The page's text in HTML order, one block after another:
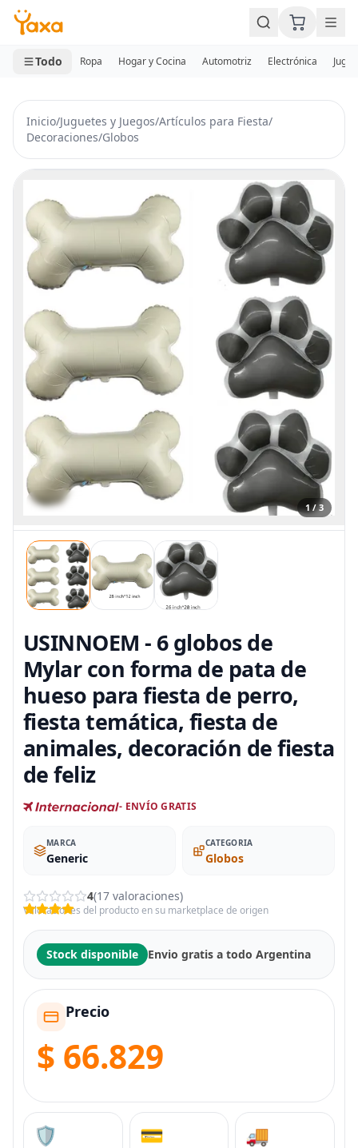
MINI CARRITO
0 productos
Todo Ropa Hogar y Cocina Automotriz Electrónica
Inicio/Juguetes y Juegos/Artículos para Fiesta/
Decoraciones/Globos
1 / 3
USINNOEM - 6 globos de
Mylar con forma de pata de
hueso para fiesta de perro,
fiesta temática, fiesta de
animales, decoración de fiesta
de feliz
- ENVÍO GRATIS
MARCA
Generic
CATEGORIA
Globos
4(17 valoraciones)
Valoraciones del producto en su marketplace de origen
Stock disponible Envio gratis a todo Argentina
Precio
$ 66.829
🛡️ 💳 🚚